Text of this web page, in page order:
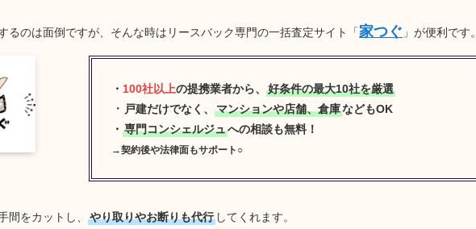
るのは面倒ですが、そんな時はリースバック専門の一括査定サイト「家つぐ 」が便利です。
・ 100社以上の提携業者から、好条件の最大10社を厳選
・ 戸建だけでなく、マンションや店舗、倉庫などもOK
・専門コンシェルジュへの相談も無料！
→契約後や法律面もサポート○
間をカットし、 やり取りやお断りも代行 してくれます。